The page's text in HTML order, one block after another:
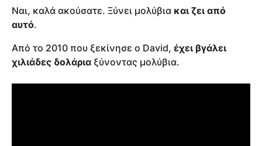
Ναι, καλά ακούσατε. Ξύνει μολύβια και ζει από
αυτό.
Από το 2010 που ξεκίνησε ο David, έχει βγάλει
χιλιάδες δολάρια ξύνοντας μολύβια.